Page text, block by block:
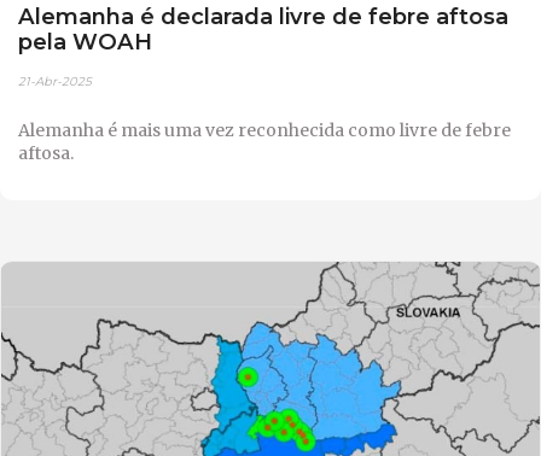
Alemanha é declarada livre de febre aftosa
pela WOAH
21-Abr-2025
Alemanha é mais uma vez reconhecida como livre de febre
aftosa.